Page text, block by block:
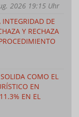
2026 19:15 Uhr
DE
Y RECHAZA
COMO EL
EN
EN EL